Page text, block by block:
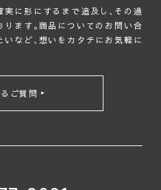
に形にするまで追及し､その過
ます｡商品についてのお問い合
など､想いをカタチにお気軽に
ご質問